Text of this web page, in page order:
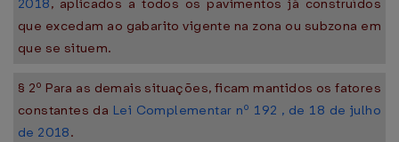
2018, aplicados a todos os pavimentos já construídos
que excedam ao gabarito vigente na zona ou subzona em
que se situem.
§ 2º Para as demais situações, ficam mantidos os fatores
constantes da Lei Complementar nº 192 , de 18 de julho
de 2018.